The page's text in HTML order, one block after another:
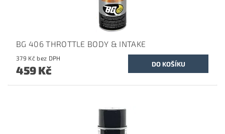
BG 406 THROTTLE BODY & INTAKE
379 Kč bez DPH
459 Kč